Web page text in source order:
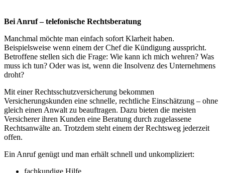
Bei Anruf – telefonische Rechtsberatung
Manchmal möchte man einfach sofort Klarheit haben.
Beispielsweise wenn einem der Chef die Kündigung ausspricht.
Betroffene stellen sich die Frage: Wie kann ich mich wehren? Was
muss ich tun? Oder was ist, wenn die Insolvenz des Unternehmens
droht?
Mit einer Rechtsschutzversicherung bekommen
Versicherungskunden eine schnelle, rechtliche Einschätzung – ohne
gleich einen Anwalt zu beauftragen. Dazu bieten die meisten
Versicherer ihren Kunden eine Beratung durch zugelassene
Rechtsanwälte an. Trotzdem steht einem der Rechtsweg jederzeit
offen.
Ein Anruf genügt und man erhält schnell und unkompliziert:
fachkundige Hilfe